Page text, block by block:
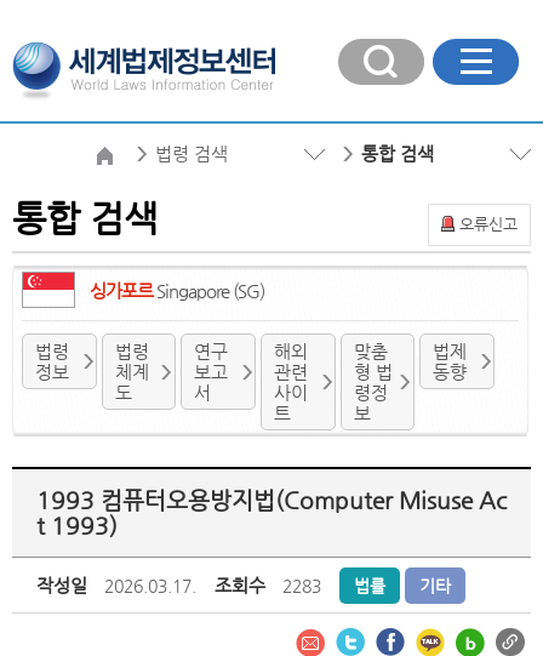
법령 검색 통합 검색
오류신고
통합 검색
싱가포르Singapore (SG)
법령
정보
법령
체계
도
연구
보고
서
해외
관련
사이
트
맞춤
형 법
령정
보
법제
동향
1993 컴퓨터오용방지법(Computer Misuse Ac
t 1993)
작성일 2026.03.17. 조회수 2283 법률 기타